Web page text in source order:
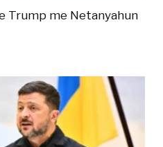
Trump me Netanyahun